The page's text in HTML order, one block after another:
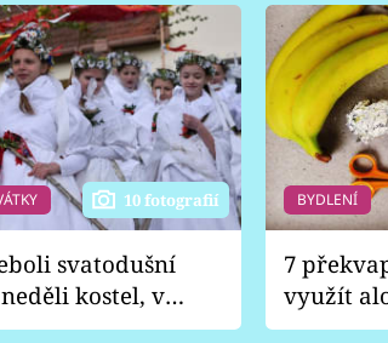
10 fotografií
svatodušní
kostel, v
BYDLENÍ
7
využít